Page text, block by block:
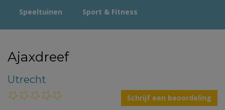
Speeltuinen
Sport & Fitness
Ajaxdreef
Utrecht
Schrijf een beoordeling